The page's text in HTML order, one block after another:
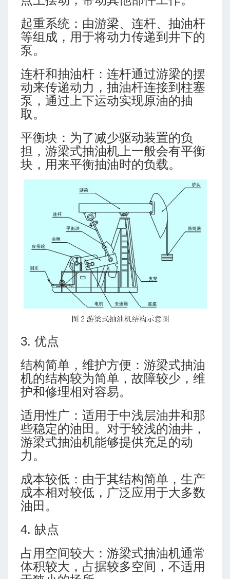
起重系统：由游梁、连杆、抽油杆
等组成，用于将动力传递到井下的
泵。
连杆和抽油杆：连杆通过游梁的摆
动来传递动力，抽油杆连接到柱塞
泵，通过上下运动实现原油的抽
取。
平衡块：为了减少驱动装置的负
担，游梁式抽油机上一般会有平衡
块，用来平衡抽油时的负载。
3. 优点
结构简单，维护方便：游梁式抽油
机的结构较为简单，故障较少，维
护和修理相对容易。
适用性广：适用于中浅层油井和那
些稳定的油田。对于较浅的油井，
游梁式抽油机能够提供充足的动
力。
成本较低：由于其结构简单，生产
成本相对较低，广泛应用于大多数
油田。
4. 缺点
占用空间较大：游梁式抽油机通常
体积较大，占据较多空间，不适用